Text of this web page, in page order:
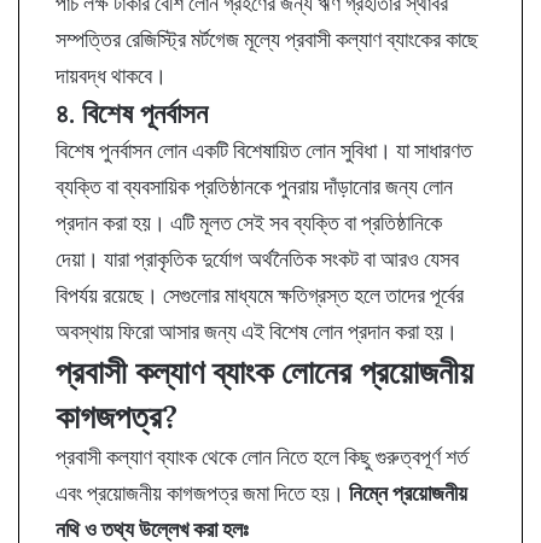
সম্পত্তির রেজিস্ট্রি মর্টগেজ মূল্যে প্রবাসী কল্যাণ ব্যাংকের কাছে
দায়বদ্ধ থাকবে।
৪. বিশেষ পূনর্বাসন
বিশেষ পুনর্বাসন লোন একটি বিশেষায়িত লোন সুবিধা। যা সাধারণত
ব্যক্তি বা ব্যবসায়িক প্রতিষ্ঠানকে পুনরায় দাঁড়ানোর জন্য লোন
প্রদান করা হয়। এটি মূলত সেই সব ব্যক্তি বা প্রতিষ্ঠানিকে
দেয়া। যারা প্রাকৃতিক দুর্যোগ অর্থনৈতিক সংকট বা আরও যেসব
বিপর্যয় রয়েছে। সেগুলোর মাধ্যমে ক্ষতিগ্রস্ত হলে তাদের পূর্বের
অবস্থায় ফিরো আসার জন্য এই বিশেষ লোন প্রদান করা হয়।
প্রবাসী কল্যাণ ব্যাংক লোনের প্রয়োজনীয়
কাগজপত্র?
প্রবাসী কল্যাণ ব্যাংক থেকে লোন নিতে হলে কিছু গুরুত্বপূর্ণ শর্ত
এবং প্রয়োজনীয় কাগজপত্র জমা দিতে হয়। নিম্নে প্রয়োজনীয়
নথি ও তথ্য উল্লেখ করা হলঃ